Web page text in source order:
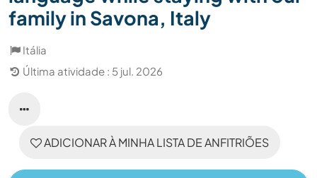
family in Savona, Italy
Itália
Última atividade : 5 jul. 2026
ADICIONAR À MINHA LISTA DE ANFITRIÕES